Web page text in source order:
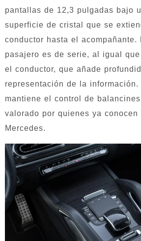
pantallas de 12,3 pulgadas bajo
superficie de cristal que se
conductor hasta el acompañante.
pasajero es de serie, al igual
el conductor, que añade
representación de la
mantiene el control de
valorado por quienes ya conocen
Mercedes.